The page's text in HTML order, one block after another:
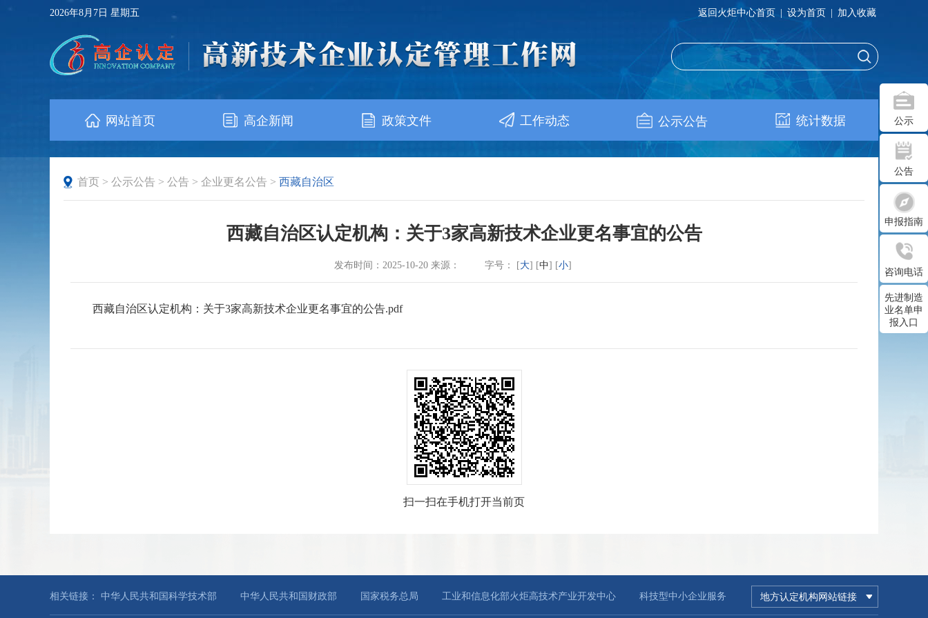
2026年8月7日 星期五 返回火炬中心首页 设为首页 加入收藏
网站首页 高企新闻 政策文件 工作动态 公示公告 统计数据 公示
公告
申报指南
咨询电话
先进制造
业名单申
报入口
首页 > 公示公告 > 公告 > 企业更名公告 > 西藏自治区
西藏自治区认定机构：关于3家高新技术企业更名事宜的公告
发布时间：2025-10-20 来源： 字号： [大] [中] [小]
西藏自治区认定机构：关于3家高新技术企业更名事宜的公告.pdf
扫一扫在手机打开当前页
相关链接： 中华人民共和国科学技术部 中华人民共和国财政部 国家税务总局 工业和信息化部火炬高技术产业开发中心 科技型中小企业服务 地方认定机构网站链接